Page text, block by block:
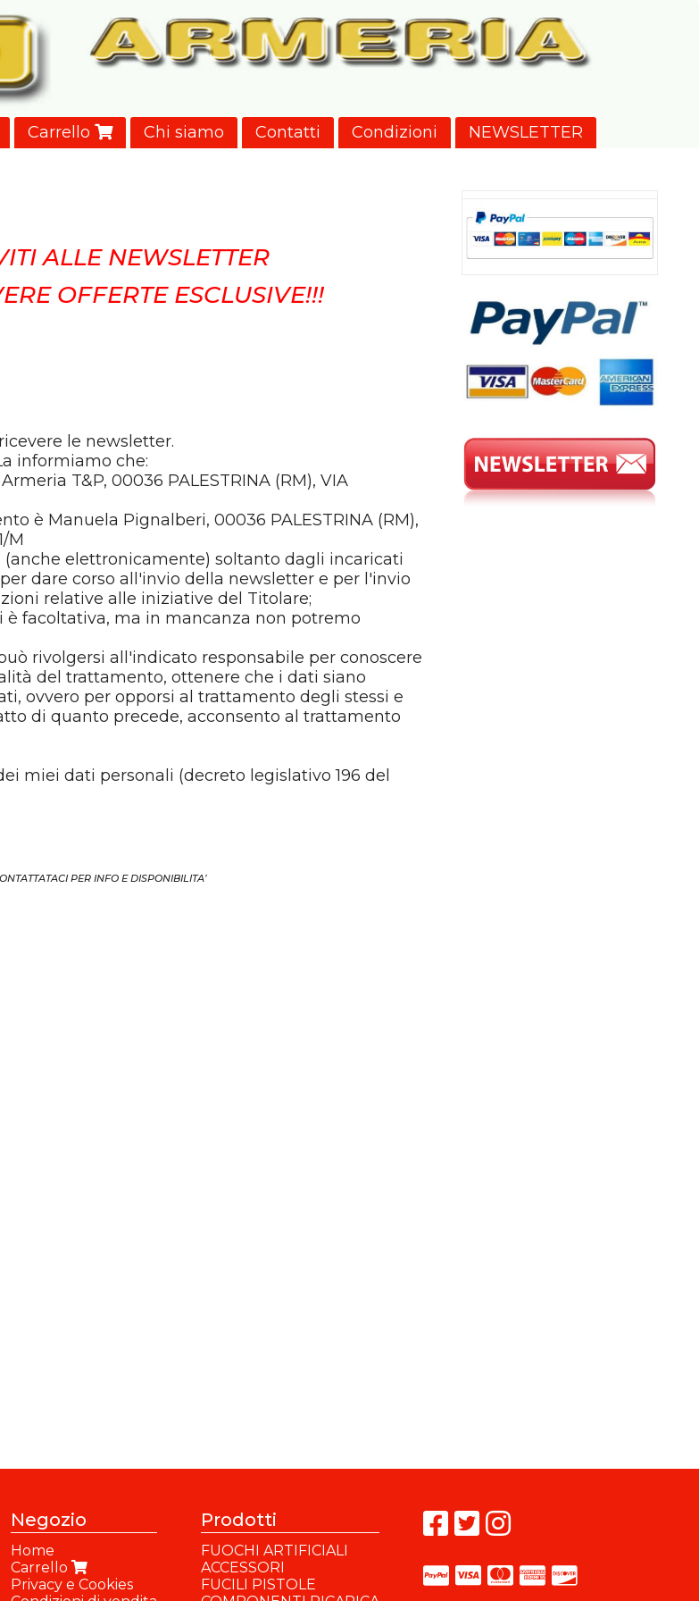
Carrello Chi siamo Contatti Condizioni
NEWSLETTER
ALLE NEWSLETTER
OFFERTE ESCLUSIVE!!!
le newsletter.
informiamo che:
T&P, 00036 PALESTRINA (RM), VIA
è Manuela Pignalberi, 00036 PALESTRINA (RM),
M
elettronicamente) soltanto dagli incaricati
dare corso all'invio della newsletter e per l'invio
relative alle iniziative del Titolare;
facoltativa, ma in mancanza non potremo
rivolgersi all'indicato responsabile per conoscere
del trattamento, ottenere che i dati siano
ovvero per opporsi al trattamento degli stessi e
di quanto precede, acconsento al trattamento
miei dati personali (decreto legislativo 196 del
PER INFO E DISPONIBILITA’
Negozio
Home
Carrello
Privacy e Cookies
Prodotti
FUOCHI ARTIFICIALI
ACCESSORI
FUCILI PISTOLE